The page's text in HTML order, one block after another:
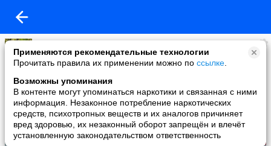
Применяются рекомендательные технологии
Прочитать правила их применении можно по ссылке
Возможны упоминания
В контенте могут упоминаться наркотики и связанная с ними
информация. Незаконное потребление наркотических
средств, психотропных веществ и их аналогов причиняет
вред здоровью, их незаконный оборот запрещён и влечёт
установленную законодательством ответственность
{МоеСердцеСправа}
added a photo
10 May в 15:25